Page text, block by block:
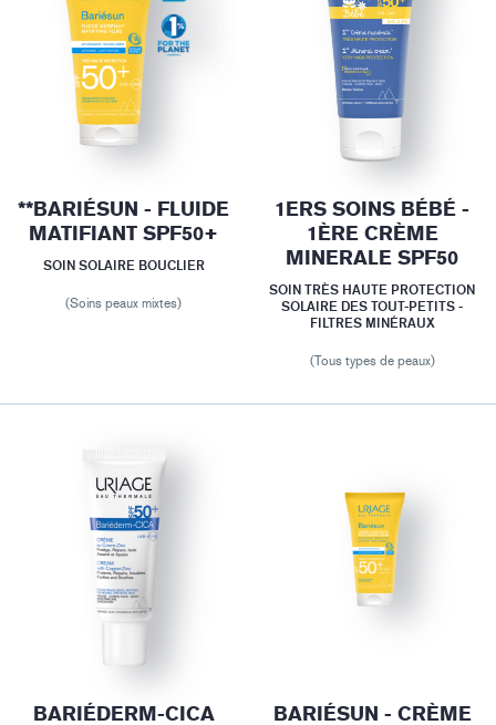
**BARIÉSUN - FLUIDE
MATIFIANT SPF50+
SOIN SOLAIRE BOUCLIER
(Soins peaux mixtes)
1ERS SOINS BÉBÉ -
1ÈRE CRÈME
MINERALE SPF50
SOIN TRÈS HAUTE PROTECTION
SOLAIRE DES TOUT-PETITS -
FILTRES MINÉRAUX
(Tous types de peaux)
BARIÉDERM-CICA
BARIÉSUN - CRÈME